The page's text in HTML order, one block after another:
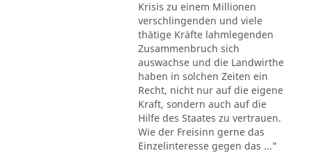
Krisis zu einem Millionen
verschlingenden und viele
thätige Kräfte lahmlegenden
Zusammenbruch sich
auswachse und die Landwirthe
haben in solchen Zeiten ein
Recht, nicht nur auf die eigene
Kraft, sondern auch auf die
Hilfe des Staates zu vertrauen.
Wie der Freisinn gerne das
Einzelinteresse gegen das ..."